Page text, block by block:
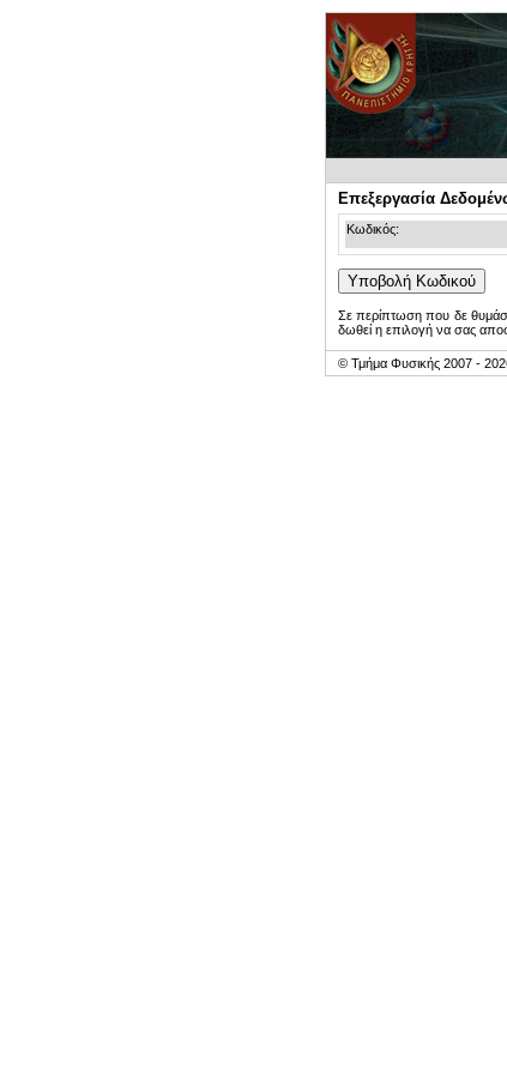
Επεξεργασία
Κωδικός:
Σε περίπτωση που δε
δωθεί η επιλογή να σας
© Τμήμα Φυσικής 2007 -